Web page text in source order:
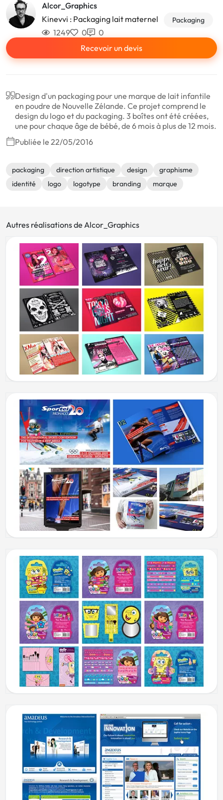
Alcor_Graphics
Kinevvi : Packaging lait maternel
Packaging
1249 0
0
Recevoir un devis
Design d'un packaging pour une marque de lait infantile
en poudre de Nouvelle Zélande. Ce projet comprend le
design du logo et du packaging. 3 boîtes ont été créées,
une pour chaque âge de bébé, de 6 mois à plus de 12 mois.
Publiée le 22/05/2016
packaging direction artistique design
graphisme
identité
logo logotype branding marque
Autres réalisations de Alcor_Graphics